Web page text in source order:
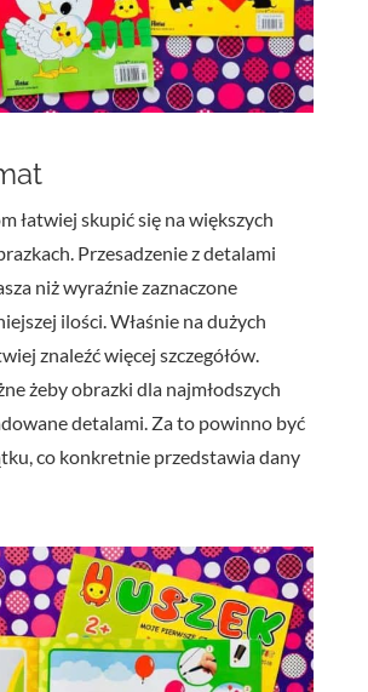
łatwiej skupić się na większych
Przesadzenie z detalami
niż wyraźnie zaznaczone
ilości. Właśnie na dużych
znaleźć więcej szczegółów.
żeby obrazki dla najmłodszych
detalami. Za to powinno być
co konkretnie przedstawia dany